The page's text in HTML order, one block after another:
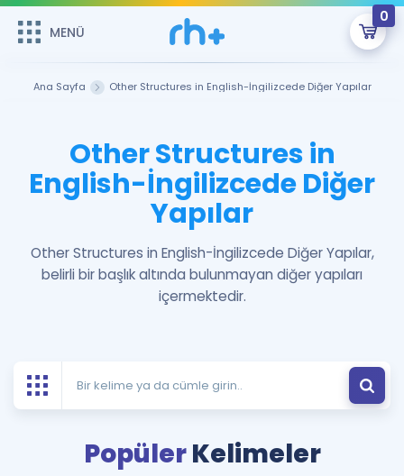
MENÜ
0
Şifremi Hatırlamıyorum
GİRİŞ YAP
ÜYE DEĞİLİM
Remzi Hoca ile seni sınava hazırlayacak onlarca eğitim seni
bekliyor!
MENÜ
Çalışma Paketleri
Kitaplar ve Kaynaklar
Katılımcı Görüşleri
Sözlük
Rehberlik Aracı
Soru & Cevap
İletişim
Ana Sayfa Other Structures in English-İngilizcede Diğer Yapılar
Other Structures in
English-İngilizcede Diğer
Yapılar
Other Structures in English-İngilizcede Diğer Yapılar,
belirli bir başlık altında bulunmayan diğer yapıları
içermektedir.
PopülerKelimeler